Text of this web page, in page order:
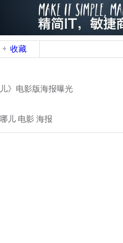
收藏
电影版海报曝光
儿 电影 海报